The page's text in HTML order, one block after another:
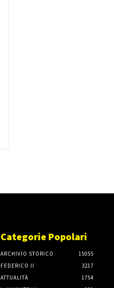
Categorie Popolari
ARCHIVIO STORICO
15055
FEDERICO II
3217
ATTUALITÀ
1754